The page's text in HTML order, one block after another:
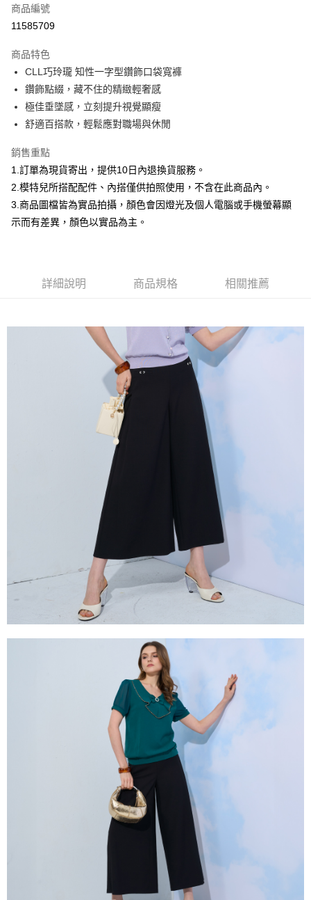
信用卡分期付款
合作金庫商業銀行
華南商業銀行
彰化商業銀行
上海商業儲蓄銀行
國泰世華商業銀行
臺灣中小企業銀行
台中商業銀行
聯邦商業銀行
元大商業銀行
永豐商業銀行
台新國際商業銀行
中國信託商業銀行
台灣樂天信用卡公司
超商取貨付款
LINE Pay
Apple Pay
悠遊付
Google Pay
全盈+PAY
【大哥付你分期使用說明】
1.本服務由台灣大哥大提供，台灣大哥大用戶可立即使用無須另外申請。
成交易。
3.實際核准額度、可分期數及費用金額請依後續交易確認頁面所載為準。
4.訂單成立30分鐘內，如未前往確認交易或遇審核未通過，訂單將自動取
消。如遇「轉專審核」未通過狀況，表示未達大哥付你分期系統評分，恕無
1.分期款項不併入電信帳單，「大哥付你分期」於每月結算日後寄送繳費提
2.透過簡訊連結打開帳單後，可選擇「超商條碼／台灣大直營門市／銀行轉
帳／街口支付／iPASS MONEY」等通路繳費。
1.本服務係由「台灣大哥大股份有限公司」（以下簡稱本公司）所提供，讓
用戶於交易時，得透過本服務購買商品或服務，並由商店將買賣／分期付款
買賣價金債權讓與本公司後，依約使用本公司帳單繳交帳款。
2.基於同意付款使用「大哥付你分期」之契約關係目的，商店將以您的個人
資料（包含姓名、電話或地址）提供予台灣大哥大進項蒐集、處理及利用，
由本公司與您本人進行分期帳單所需資料之確認、核對及更正。
3.完整用戶服務條款，請詳閱以下連結：https://oppay.tw/userRule
AFTEE先享後付
AFTEE先享後付是「在收到商品之後才付款」的支付方式。 讓您購物簡單
１．簡單：不需註冊會員、不需綁卡、不需儲值。
２．便利：只要手機號碼，簡訊認證，即可結帳。
３．安心：先確認商品／服務後，再付款。
【「AFTEE先享後付」結帳流程】
１．於結帳方式選擇「AFTEE先享後付」後，將跳轉至「AFTEE先享後付」
結帳頁面，進行簡訊認證並確認金額後，即可完成結帳。
２．訂單成立數日內，您將收到繳費通知簡訊。
３．收到繳費通知簡訊後14天內，點擊此簡訊中的連結，可透過四大超商／
ATM／網路銀行／等多元方式進行付款，方視為交易完成。
※ 請注意：結帳手續完成當下不需立刻繳費，但若您需要取消訂單，請聯絡
購買商品的店家。未經商家同意取消之訂單仍視為有效，需透過AFTEE先享
※ 交易是否成功請以「AFTEE先享後付 」之結帳頁面顯示為準，若有關於
是否繳費成功／繳費後需取消欲退款等相關疑問，請聯繫「AFTEE先享後付
https://netprotections.freshdesk.com/support/home
【注意事項】
１．透過由恩沛科技股份有限公司提供之「AFTEE先享後付」服務完成之交
易，需依本服務之必要範圍內提供個人資料，並將交易相關給付款項請求債
權轉讓予恩沛科技股份有限公司。
２．關於個人資料處理事宜，請瀏覽以下網址：
３．未成年的使用者請事先徵得法定代理人或監護人之同意方可使用
「AFTEE先享後付」，若未經同意申辦者引起之損失，本公司不負相關責
４．使用「AFTEE先享後付」時，將依據個別帳號之用戶狀況，依本公司即
時審查核予不同之上限額度；若仍有額度不足之情形，本公司將視審查結果
５．嚴禁一人註冊多個帳號或使用他人資訊註冊。若發現惡意使用之情形，
恩沛科技股份有限公司將有權停止該用戶之使用額度並採取法律行動。
每筆NT$120，滿NT$2,000(含以上)免運費
每筆NT$120，滿NT$2,000(含以上)免運費
每筆NT$120，滿NT$2,000(含以上)免運費
商品編號
11585709
商品特色
CLL巧玲瓏 知性一字型鑽飾口袋寬褲
鑽飾點綴，藏不住的精緻輕奢感
極佳垂墜感，立刻提升視覺顯瘦
舒適百搭款，輕鬆應對職場與休閒
銷售重點
1.訂單為現貨寄出，提供10日內退換貨服務。
2.模特兒所搭配配件、內搭僅供拍照使用，不含在此商品內。
3.商品圖檔皆為實品拍攝，顏色會因燈光及個人電腦或手機螢幕顯
示而有差異，顏色以實品為主。
詳細說明 商品規格 相關推薦